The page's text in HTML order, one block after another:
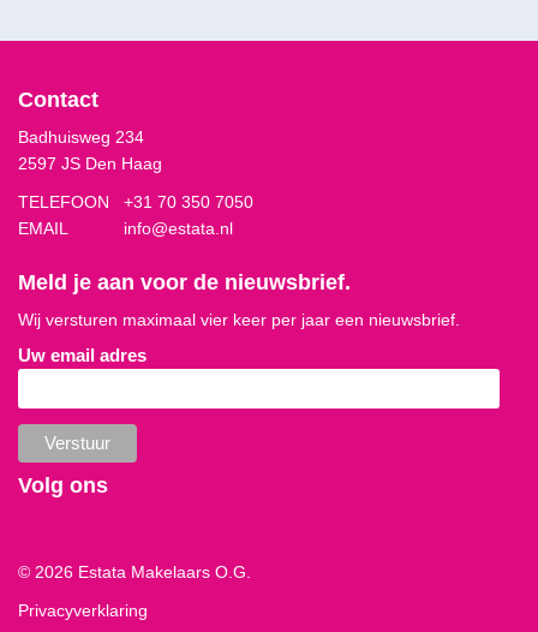
Contact
Badhuisweg 234
2597 JS Den Haag
TELEFOON +31 70 350 7050
EMAIL
info@estata.nl
Meld je aan voor de nieuwsbrief.
Wij versturen maximaal vier keer per jaar een nieuwsbrief.
Uw email adres
Volg ons
© 2026 Estata Makelaars O.G.
Privacyverklaring